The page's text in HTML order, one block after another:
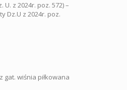
z 2024r. poz. 572) –
Dz.U z 2024r. poz.
wiśnia piłkowana